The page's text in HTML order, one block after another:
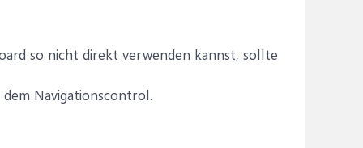
so nicht direkt verwenden kannst, sollte
Navigationscontrol.